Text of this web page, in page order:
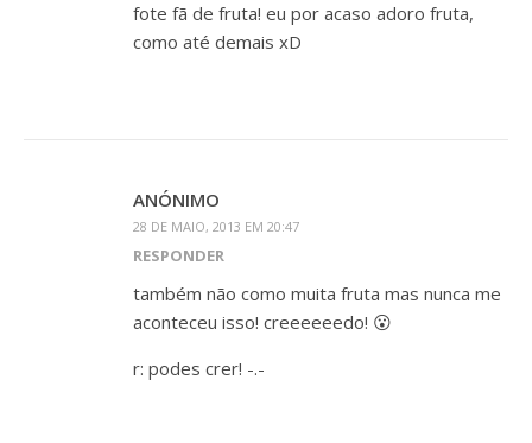
fote fã de fruta! eu por acaso adoro fruta,
como até demais xD
ANÓNIMO
28 DE MAIO, 2013 EM 20:47
RESPONDER
também não como muita fruta mas nunca me
aconteceu isso! creeeeeedo! 😮
r: podes crer! -.-